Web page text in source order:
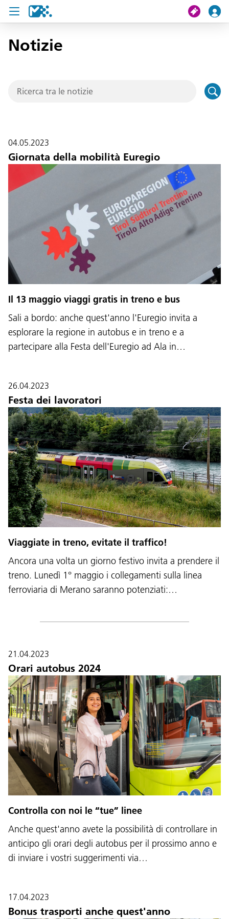
Cerca
Notizie
Progetti
Assistenza e contatto
Notizie
04.05.2023
Giornata della mobilità Euregio
Il 13 maggio viaggi gratis in treno e bus
Sali a bordo: anche quest'anno l'Euregio invita a
esplorare la regione in autobus e in treno e a
partecipare alla Festa dell'Euregio ad Ala in…
26.04.2023
Festa dei lavoratori
Viaggiate in treno, evitate il traffico!
Ancora una volta un giorno festivo invita a prendere il
treno. Lunedì 1° maggio i collegamenti sulla linea
ferroviaria di Merano saranno potenziati:…
21.04.2023
Orari autobus 2024
Controlla con noi le “tue” linee
Anche quest'anno avete la possibilità di controllare in
anticipo gli orari degli autobus per il prossimo anno e
di inviare i vostri suggerimenti via…
17.04.2023
Bonus trasporti anche quest'anno